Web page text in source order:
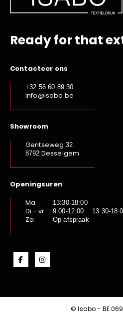
Ready for that
Contacteer ons
+32 56 60 89 30
info@isabo.be
Showroom
Gentseweg 32
8792 Desselgem
Openingsuren
Ma
13:30-18:00
Di - vr 9:00-12:00 13:30-
Za Op afspraak
© Isabo -